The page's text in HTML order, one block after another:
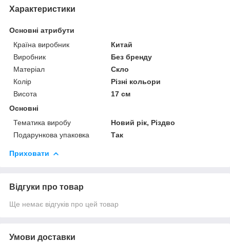
Характеристики
Основні атрибути
Країна виробник
Китай
Виробник
Без бренду
Матеріал
Скло
Колір
Різні кольори
Висота
17 см
Основні
Тематика виробу
Новий рік, Різдво
Подарункова упаковка
Так
Приховати
Відгуки про товар
Ще немає відгуків про цей товар
Умови доставки